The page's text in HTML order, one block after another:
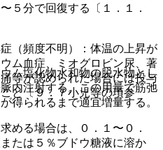
５分で回復する〔１．１．
（頻度不明）：体温の上昇が
ム血症、ミオグロビン尿、著
等が認められた場合には投与
と〔９．７小児等の項参
ム塩化物水和物の脱水物とし
内注射する。この用量で筋弛
得られるまで適宜増量する。
める場合は、０．１〜０．
たは５％ブドウ糖液に溶か